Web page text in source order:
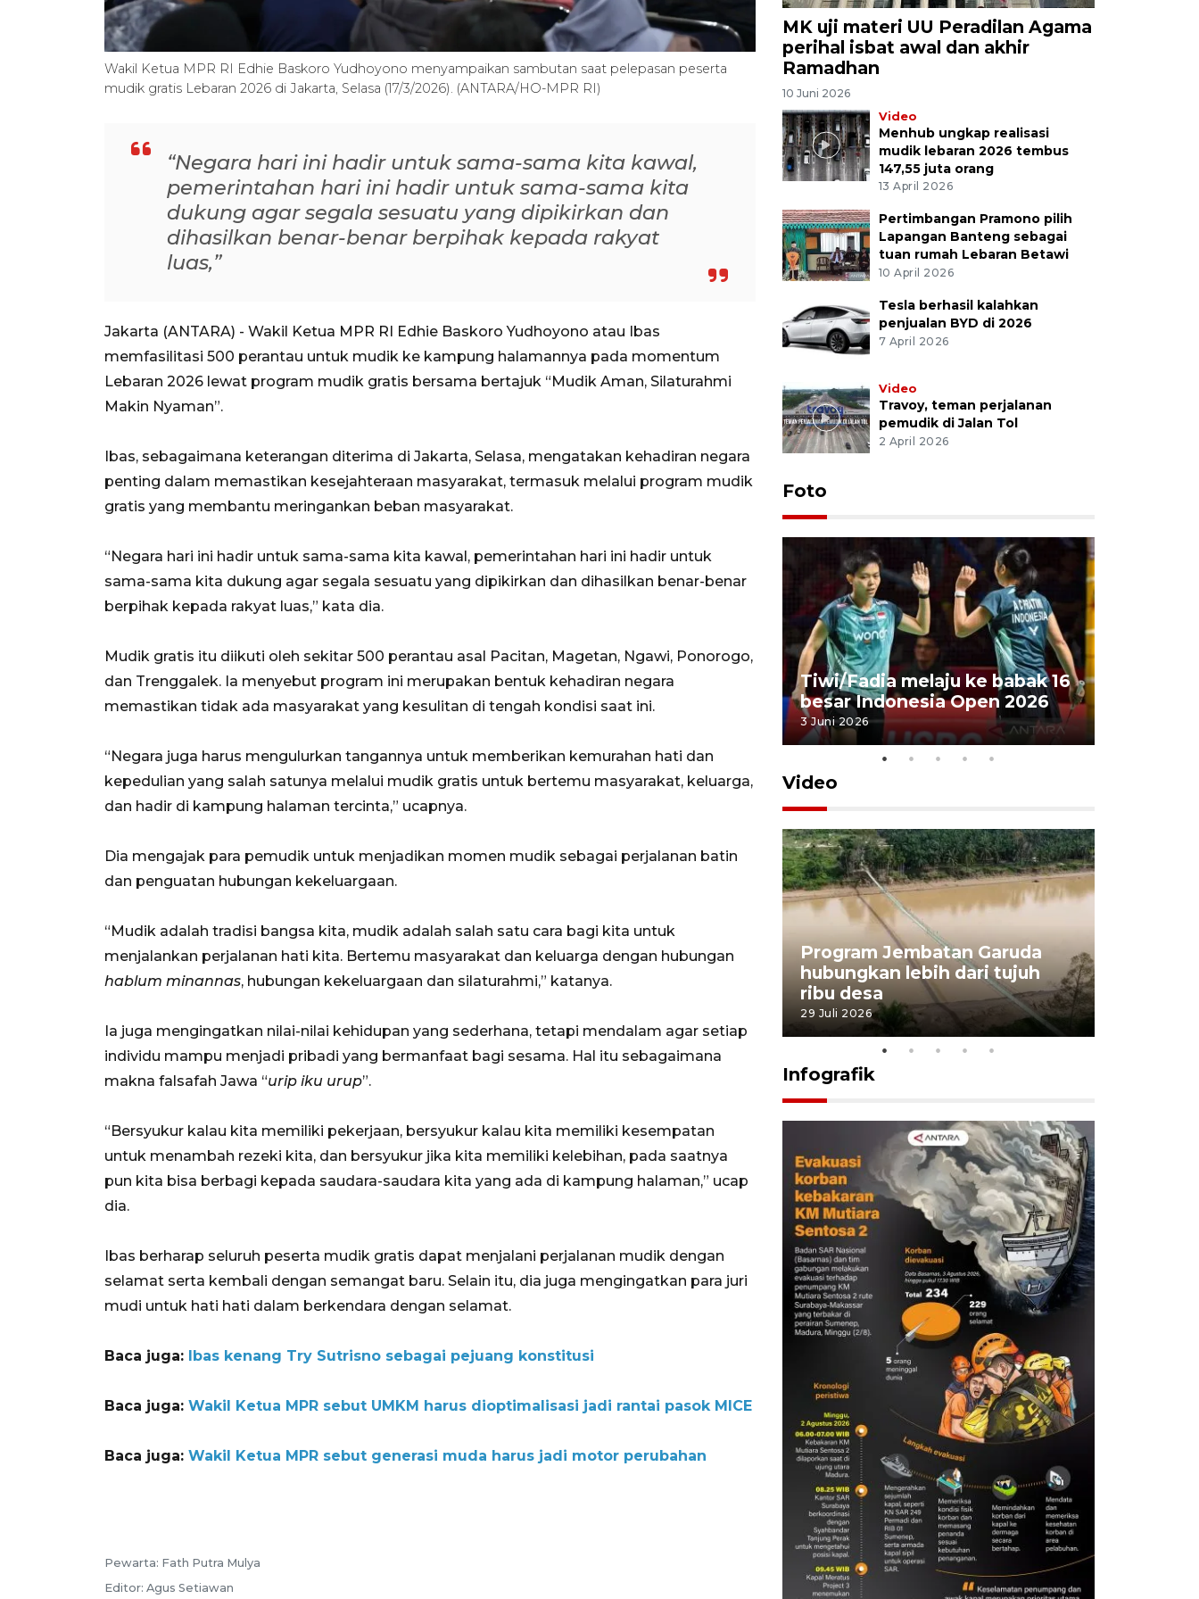
Wakil Ketua MPR RI Edhie Baskoro Yudhoyono menyampaikan sambutan saat pelepasan peserta
mudik gratis Lebaran 2026 di Jakarta, Selasa (17/3/2026). (ANTARA/HO-MPR RI)
“Negara hari ini hadir untuk sama-sama kita kawal,
pemerintahan hari ini hadir untuk sama-sama kita
dukung agar segala sesuatu yang dipikirkan dan
dihasilkan benar-benar berpihak kepada rakyat
luas,”
Jakarta (ANTARA) - Wakil Ketua MPR RI Edhie Baskoro Yudhoyono atau Ibas
memfasilitasi 500 perantau untuk mudik ke kampung halamannya pada momentum
Lebaran 2026 lewat program mudik gratis bersama bertajuk “Mudik Aman, Silaturahmi
Makin Nyaman”.
Ibas, sebagaimana keterangan diterima di Jakarta, Selasa, mengatakan kehadiran negara
penting dalam memastikan kesejahteraan masyarakat, termasuk melalui program mudik
gratis yang membantu meringankan beban masyarakat.
“Negara hari ini hadir untuk sama-sama kita kawal, pemerintahan hari ini hadir untuk
sama-sama kita dukung agar segala sesuatu yang dipikirkan dan dihasilkan benar-benar
berpihak kepada rakyat luas,” kata dia.
Mudik gratis itu diikuti oleh sekitar 500 perantau asal Pacitan, Magetan, Ngawi, Ponorogo,
dan Trenggalek. Ia menyebut program ini merupakan bentuk kehadiran negara
memastikan tidak ada masyarakat yang kesulitan di tengah kondisi saat ini.
“Negara juga harus mengulurkan tangannya untuk memberikan kemurahan hati dan
kepedulian yang salah satunya melalui mudik gratis untuk bertemu masyarakat, keluarga,
dan hadir di kampung halaman tercinta,” ucapnya.
Dia mengajak para pemudik untuk menjadikan momen mudik sebagai perjalanan batin
dan penguatan hubungan kekeluargaan.
“Mudik adalah tradisi bangsa kita, mudik adalah salah satu cara bagi kita untuk
menjalankan perjalanan hati kita. Bertemu masyarakat dan keluarga dengan hubungan
hablum minannas, hubungan kekeluargaan dan silaturahmi,” katanya.
Ia juga mengingatkan nilai-nilai kehidupan yang sederhana, tetapi mendalam agar setiap
individu mampu menjadi pribadi yang bermanfaat bagi sesama. Hal itu sebagaimana
makna falsafah Jawa “urip iku urup”.
“Bersyukur kalau kita memiliki pekerjaan, bersyukur kalau kita memiliki kesempatan
untuk menambah rezeki kita, dan bersyukur jika kita memiliki kelebihan, pada saatnya
pun kita bisa berbagi kepada saudara-saudara kita yang ada di kampung halaman,” ucap
dia.
Ibas berharap seluruh peserta mudik gratis dapat menjalani perjalanan mudik dengan
selamat serta kembali dengan semangat baru. Selain itu, dia juga mengingatkan para juri
mudi untuk hati hati dalam berkendara dengan selamat.
Baca juga: Ibas kenang Try Sutrisno sebagai pejuang konstitusi
Baca juga: Wakil Ketua MPR sebut UMKM harus dioptimalisasi jadi rantai pasok MICE
Baca juga: Wakil Ketua MPR sebut generasi muda harus jadi motor perubahan
Pewarta: Fath Putra Mulya
Editor: Agus Setiawan
MK uji materi UU Peradilan Agama
perihal isbat awal dan akhir
Ramadhan
10 Juni 2026
Video
Menhub ungkap realisasi
mudik lebaran 2026 tembus
147,55 juta orang
13 April 2026
Pertimbangan Pramono pilih
Lapangan Banteng sebagai
tuan rumah Lebaran Betawi
10 April 2026
Tesla berhasil kalahkan
penjualan BYD di 2026
7 April 2026
Video
Travoy, teman perjalanan
pemudik di Jalan Tol
2 April 2026
Foto
silaturahim masyarakat dan
upaya pelestarian budaya di
Ibu Kota
Tiwi/Fadia melaju ke babak 16
besar Indonesia Open 2026
3 Juni 2026
Video
Gabung Persebaya, striker
timnas Ramadhan Sananta
kembali asah naluri
Program Jembatan Garuda
hubungkan lebih dari tujuh
ribu desa
29 Juli 2026
Infografik